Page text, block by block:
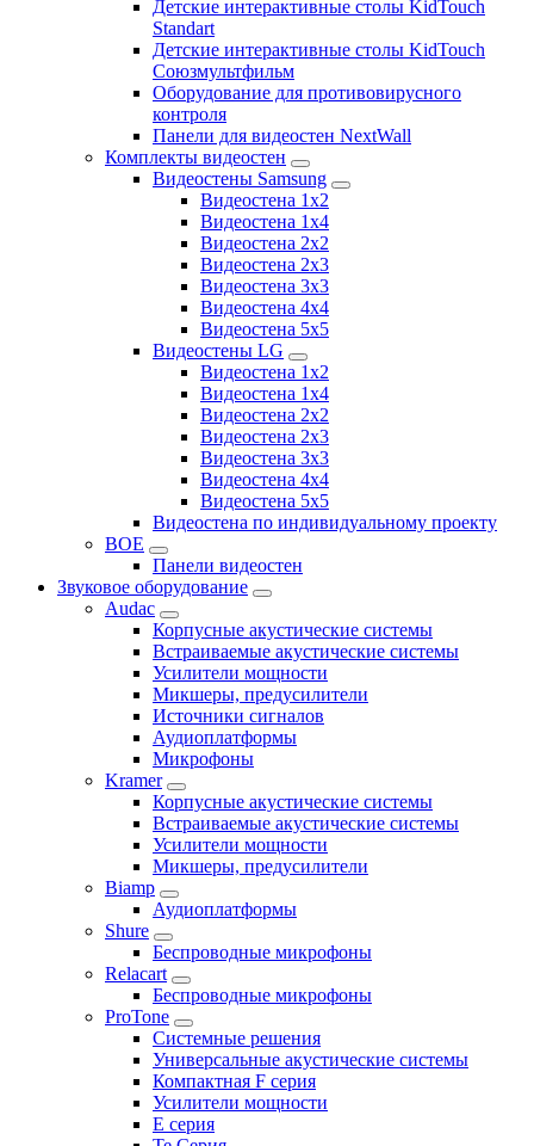
Детские интерактивные столы KidTouch
Standart
Детские интерактивные столы KidTouch
Союзмультфильм
Оборудование для противовирусного
контроля
Панели для видеостен NextWall
Комплекты видеостен
Видеостены Samsung
Видеостена 1x2
Видеостена 1x4
Видеостена 2x2
Видеостена 2х3
Видеостена 3x3
Видеостена 4x4
Видеостена 5x5
Видеостены LG
Видеостена 1x2
Видеостена 1x4
Видеостена 2x2
Видеостена 2x3
Видеостена 3x3
Видеостена 4x4
Видеостена 5x5
Видеостена по индивидуальному проекту
BOE
Панели видеостен
Звуковое оборудование
Audac
Корпусные акустические системы
Встраиваемые акустические системы
Усилители мощности
Микшеры, предусилители
Источники сигналов
Аудиоплатформы
Микрофоны
Kramer
Корпусные акустические системы
Встраиваемые акустические системы
Усилители мощности
Микшеры, предусилители
Biamp
Аудиоплатформы
Shure
Беспроводные микрофоны
Relacart
Беспроводные микрофоны
ProTone
Системные решения
Универсальные акустические системы
Компактная F серия
Усилители мощности
E серия